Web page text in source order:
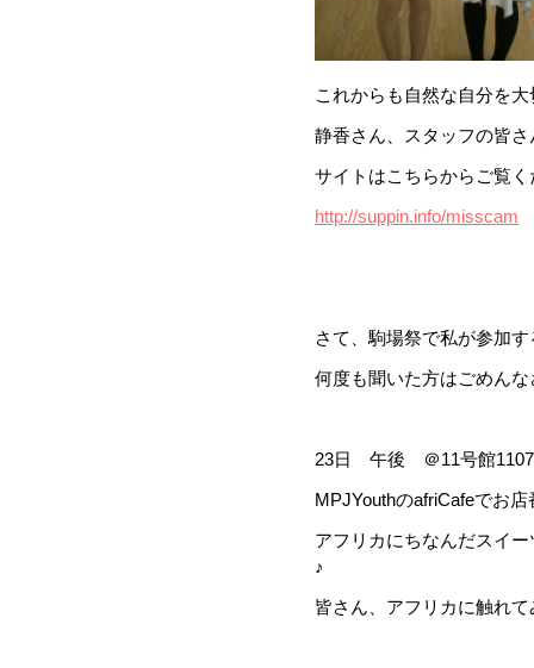
これからも自然な自分を
静香さん、スタッフの皆
サイトはこちらからご覧く
http://suppin.info/misscam
さて、駒場祭で私が参加
何度も聞いた方はごめん
23日 午後 ＠11号館
MPJYouthのafriCafeでお
アフリカにちなんだスイ
♪
皆さん、アフリカに触れ